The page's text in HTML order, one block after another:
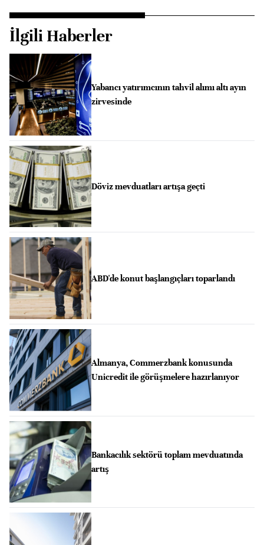
İlgili Haberler
Yabancı yatırımcının tahvil alımı altı ayın
zirvesinde
Döviz mevduatları artışa geçti
ABD'de konut başlangıçları toparlandı
Almanya, Commerzbank konusunda
Unicredit ile görüşmelere hazırlanıyor
Bankacılık sektörü toplam mevduatında
artış